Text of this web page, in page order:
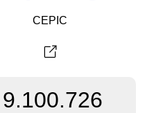
CEPIC
9.100.726